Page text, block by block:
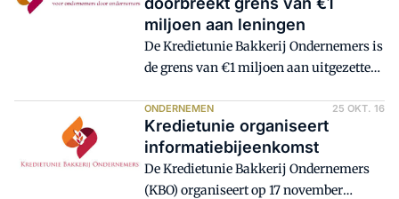
te blijven voor de Kredietunie Bakkerij
Ondernemers (KBO).
miljoen aan leningen
De Kredietunie Bakkerij Ondernemers is
de grens van €1 miljoen aan uitgezette
gehaald met de kredietverstrekking aan
een starter en zijn vrouw, die een
bakkerij in Midden-Nederland hebben
overgenomen.
ONDERNEMEN 25 OKT. 16
Kredietunie organiseert
informatiebijeenkomst
De Kredietunie Bakkerij Ondernemers
(KBO) organiseert op 17 november